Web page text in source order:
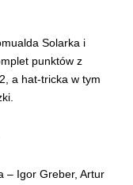
Solarka i
punktów z
a hat-tricka w tym
– Igor Greber, Artur